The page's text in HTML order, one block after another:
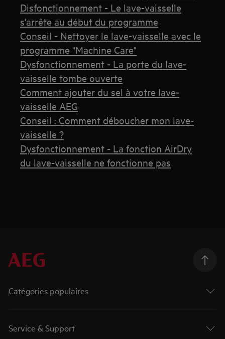
Disfonctionnement - Le lave-vaisselle
s'arrête au début du programme
Conseil - Nettoyer le lave-vaisselle avec le
programme "Machine Care"
Dysfonctionnement - La porte du lave-
vaisselle tombe ouverte
Comment ajouter du sel à votre lave-
vaisselle AEG
Conseil : Comment déboucher mon lave-
vaisselle ?
Dysfonctionnement - La fonction AirDry
du lave-vaisselle ne fonctionne pas
Catégories populaires
Service & Support